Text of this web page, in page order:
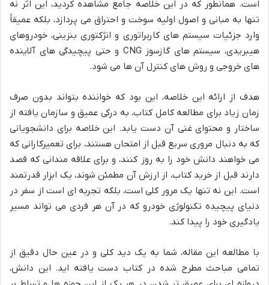
است. همانطور که در این خلاصه جامع مشاهده کردید، این اثر نه
تنها به مبانی و اصول اولیه سوخت و احتراق می پردازد، بلکه عمیقاً
وارد جزئیات سیستم های کاربراتوری و انژکتوری بنزینی، خودروهای
هیبریدی، سیستم های گازسوز CNG و حتی پیچیدگی های آلاینده
های خروجی و روش های کنترل آن ها می شود.
هدف از ارائه این خلاصه، این بود که خواننده بتواند بدون صرف
زمان زیاد برای مطالعه کامل کتاب، به درکی عمیق و سازمان یافته از
ساختار و محتوای غنی آن دست یابد. این خلاصه برای دانشجویانی
که به دنبال مروری سریع قبل از امتحان هستند، برای تعمیرکارانی که
می خواهند دانش خود را به روز کنند، و برای علاقه مندانی که قصد
دارند قبل از خرید کتاب، از ارزش آن مطمئن شوند، یک ابزار قدرتمند
است. این نه تنها یک مرور کلی است، بلکه تجربه ای است از سفر در
دنیای پیچیده تکنولوژی خودرو که در آن هر فردی می تواند مسیر
یادگیری خود را پیدا کند.
با مطالعه این مقاله، شما به یک دید کلی و در عین حال دقیق از
تمامی مباحث مطرح شده در کتاب دست یافته اید. این دانش،